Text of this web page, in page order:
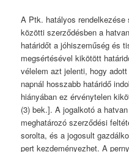
A Ptk. hatályos
közötti szerződésben a
határidőt a jóhiszeműség és
megsértésével kikötött
vélelem azt jelenti, hogy
napnál hosszabb határidő
hiányában ez érvénytelen
(3) bek.]. A jogalkotó a
meghatározó szerződési
sorolta, és a jogosult
pert kezdeményezhet. A